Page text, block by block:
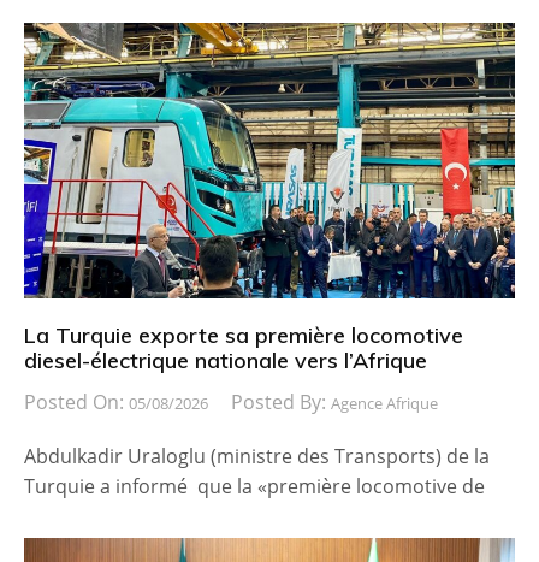
La Turquie exporte sa première locomotive
diesel-électrique nationale vers l’Afrique
Posted On: 05/08/2026 Posted By: Agence Afrique
Abdulkadir Uraloglu (ministre des Transports) de la
Turquie a informé que la «première locomotive de